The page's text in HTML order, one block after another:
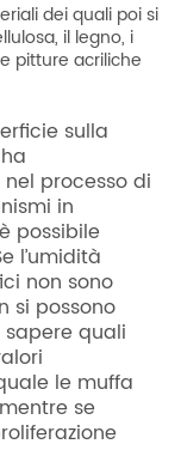
dei quali poi si
il legno, i
pitture acriliche
sulla
processo di
in
possibile
l’umidità
non sono
si possono
quali
le muffa
se